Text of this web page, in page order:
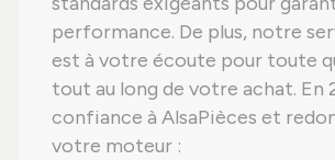
performance. De plus, notre
est à votre écoute pour toute
tout au long de votre achat. En
confiance à AlsaPièces et
votre moteur :